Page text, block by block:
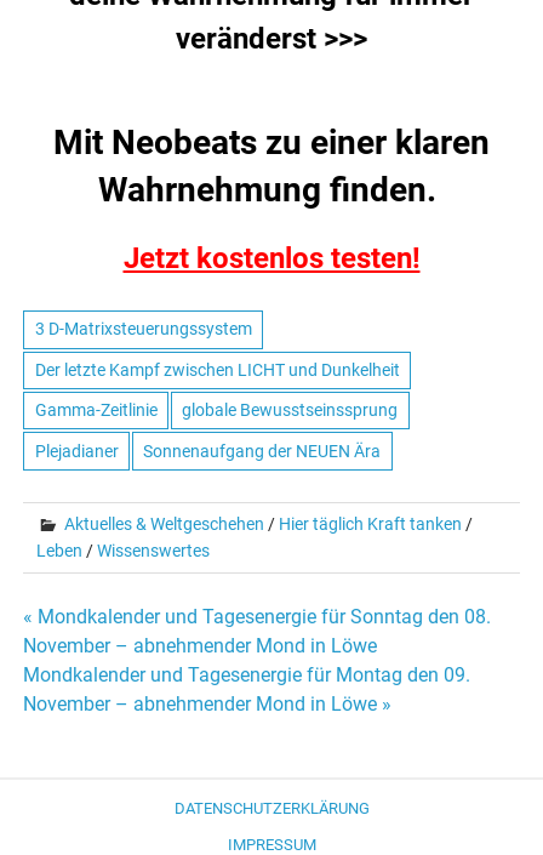
veränderst >>>
Mit Neobeats zu einer klaren
Wahrnehmung finden.
Jetzt kostenlos testen!
3 D-Matrixsteuerungssystem
Der letzte Kampf zwischen LICHT und Dunkelheit
Gamma-Zeitlinie globale Bewusstseinssprung
Plejadianer Sonnenaufgang der NEUEN Ära
Aktuelles & Weltgeschehen / Hier täglich Kraft tanken /
Leben /Wissenswertes
Beitrags-
Navigation
« Mondkalender und Tagesenergie für Sonntag den 08.
November – abnehmender Mond in Löwe
Mondkalender und Tagesenergie für Montag den 09.
November – abnehmender Mond in Löwe »
DATENSCHUTZERKLÄRUNG
IMPRESSUM